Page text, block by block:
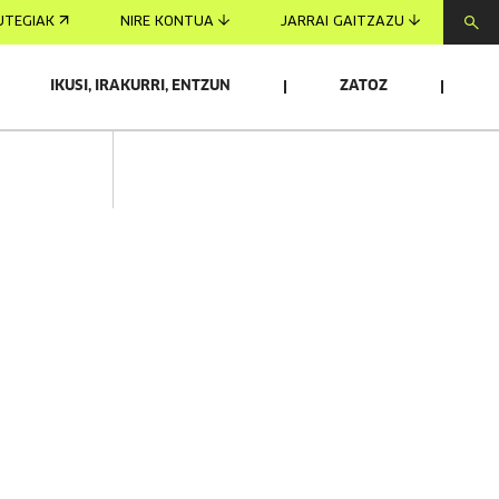
NIRE KONTUA JARRAI GAITZAZU
IKUSI, IRAKURRI, ENTZUN ZATOZ